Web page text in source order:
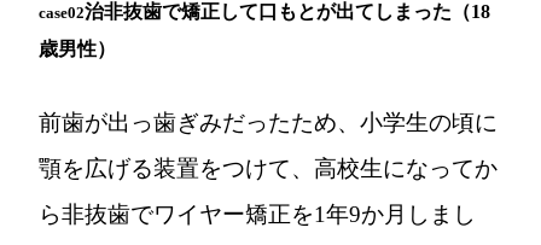
case02治非抜歯で矯正して口もとが出てしまった（18
歳男性）
前歯が出っ歯ぎみだったため、小学生の頃に
顎を広げる装置をつけて、高校生になってか
ら非抜歯でワイヤー矯正を1年9か月しまし